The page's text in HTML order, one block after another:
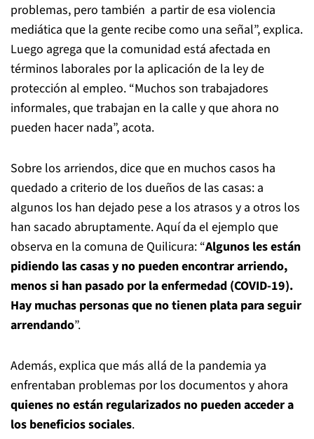
problemas, pero también a partir de esa violencia
mediática que la gente recibe como una señal”, explica.
Luego agrega que la comunidad está afectada en
términos laborales por la aplicación de la ley de
protección al empleo. “Muchos son trabajadores
informales, que trabajan en la calle y que ahora no
pueden hacer nada”, acota.
Sobre los arriendos, dice que en muchos casos ha
quedado a criterio de los dueños de las casas: a
algunos los han dejado pese a los atrasos y a otros los
han sacado abruptamente. Aquí da el ejemplo que
observa en la comuna de Quilicura: “Algunos les están
pidiendo las casas y no pueden encontrar arriendo,
menos si han pasado por la enfermedad (COVID-19).
Hay muchas personas que no tienen plata para seguir
arrendando”.
Además, explica que más allá de la pandemia ya
enfrentaban problemas por los documentos y ahora
quienes no están regularizados no pueden acceder a
los beneficios sociales.